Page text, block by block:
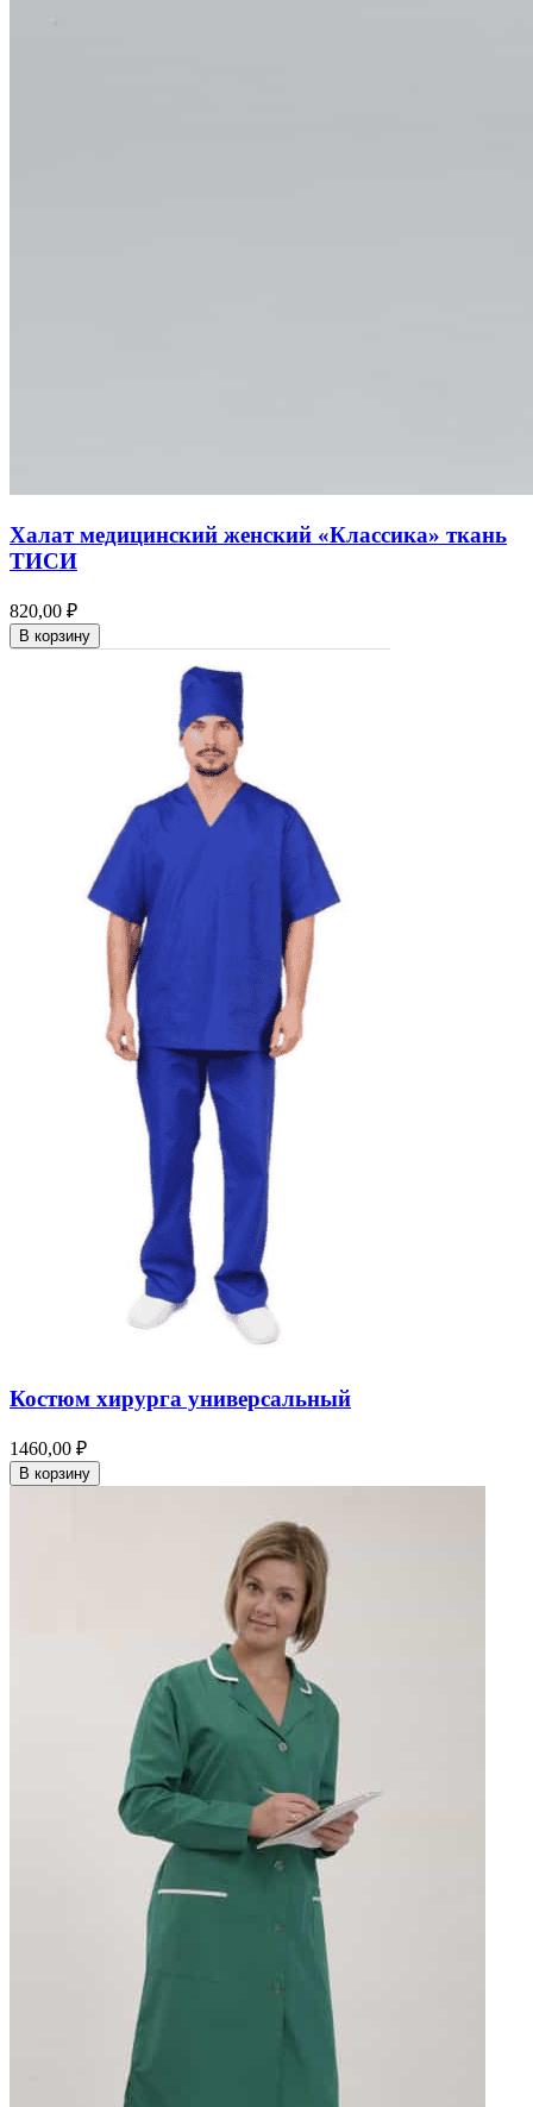
Халат медицинский женский «Классика» ткань
ТИСИ
820,00 ₽
В корзину
Костюм хирурга универсальный
1460,00 ₽
В корзину